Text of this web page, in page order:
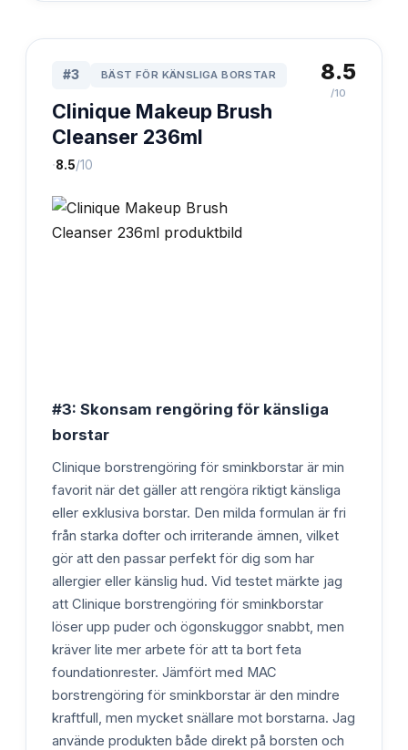
#3 BÄST FÖR KÄNSLIGA BORSTAR
Clinique Makeup Brush
Cleanser 236ml
·8.5/10
8.5
/10
#3: Skonsam rengöring för känsliga
borstar
Clinique borstrengöring för sminkborstar är min
favorit när det gäller att rengöra riktigt känsliga
eller exklusiva borstar. Den milda formulan är fri
från starka dofter och irriterande ämnen, vilket
gör att den passar perfekt för dig som har
allergier eller känslig hud. Vid testet märkte jag
att Clinique borstrengöring för sminkborstar
löser upp puder och ögonskuggor snabbt, men
kräver lite mer arbete för att ta bort feta
foundationrester. Jämfört med MAC
borstrengöring för sminkborstar är den mindre
kraftfull, men mycket snällare mot borstarna. Jag
använde produkten både direkt på borsten och